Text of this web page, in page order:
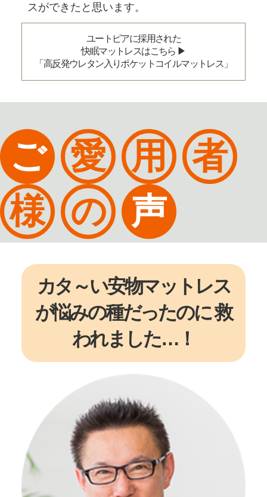
スができたと思います。
ユートピアに採用された
快眠マットレスはこちら ▶︎
「高反発ウレタン入りポケットコイルマットレス」
ご 愛 用
者
様
の 声
カタ～い安物マットレス
が悩みの種だったのに救
われました…！